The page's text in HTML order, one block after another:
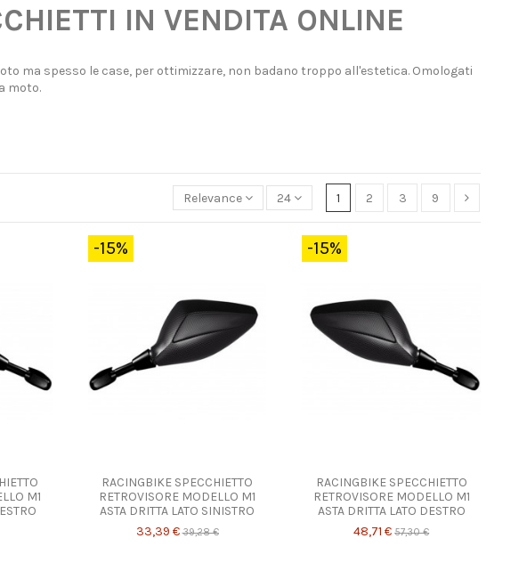
IN VENDITA ONLINE
ma spesso le case, per ottimizzare, non badano troppo all'estetica. Omologati
moto.
Relevance 24 1 2 3 9
M1
-15%
RACINGBIKE SPECCHIETTO
RETROVISORE MODELLO M1
ASTA DRITTA LATO SINISTRO
33,39 € 39,28 €
-15%
RACINGBIKE SPECCHIETTO
RETROVISORE MODELLO M1
ASTA DRITTA LATO DESTRO
48,71 € 57,30 €